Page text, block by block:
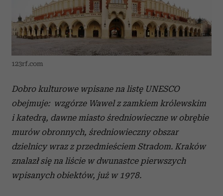
123rf.com
Dobro kulturowe wpisane na listę UNESCO
obejmuje: wzgórze Wawel z zamkiem królewskim
i katedrą, dawne miasto średniowieczne w obrębie
murów obronnych, średniowieczny obszar
dzielnicy wraz z przedmieściem Stradom. Kraków
znalazł się na liście w dwunastce pierwszych
wpisanych obiektów, już w 1978.